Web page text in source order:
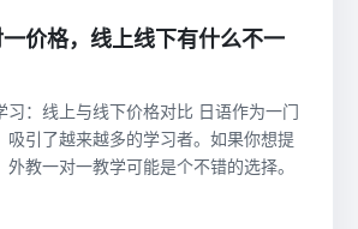
一价格，线上线下有什么不一
习：线上与线下价格对比 日语作为一门
吸引了越来越多的学习者。如果你想提
教一对一教学可能是个不错的选择。